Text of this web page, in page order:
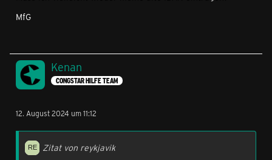
MfG
Kenan
CONGSTAR HILFE TEAM
12. August 2024 um 11:12
Zitat von reykjavik